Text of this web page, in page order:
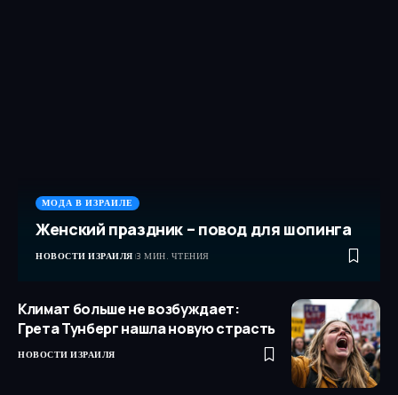
МОДА В ИЗРАИЛЕ
Женский праздник – повод для шопинга
НОВОСТИ ИЗРАИЛЯ 3 МИН. ЧТЕНИЯ
Климат больше не возбуждает:
Грета Тунберг нашла новую страсть
НОВОСТИ ИЗРАИЛЯ